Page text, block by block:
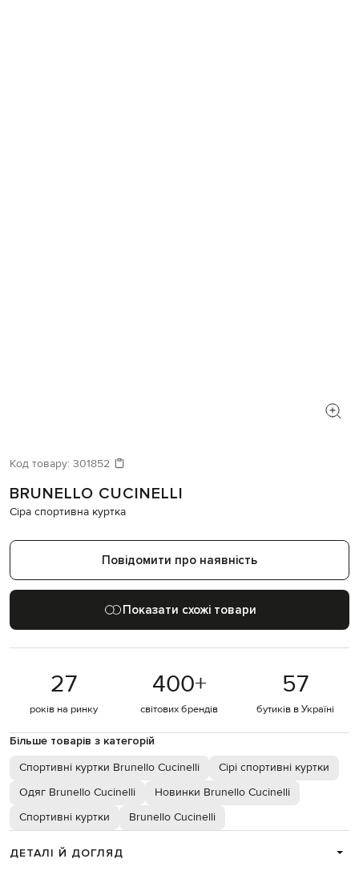
Код товару: 301852
BRUNELLO CUCINELLI
Сіра спортивна куртка
Повідомити про наявність
Показати схожі товари
27
років на ринку
400+
світових брендів
57
бутиків в Україні
Більше товарів з категорій
Спортивні куртки Brunello Cucinelli
Сірі спортивні куртки
Одяг Brunello Cucinelli
Новинки Brunello Cucinelli
Спортивні куртки
Brunello Cucinelli
ДЕТАЛІ Й ДОГЛЯД